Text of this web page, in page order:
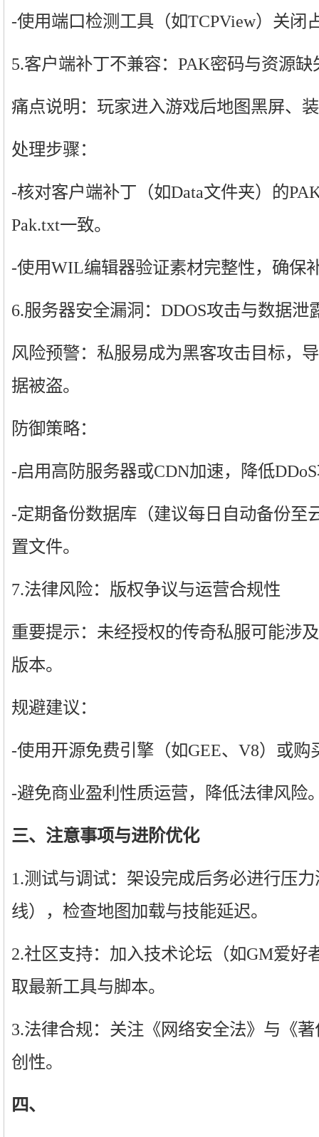
-使用端口检测工具（如TCPView）关闭
5.客户端补丁不兼容：PAK密码与资源缺
痛点说明：玩家进入游戏后地图黑屏、
处理步骤：
-核对客户端补丁（如Data文件夹）的
Pak.txt一致。
-使用WIL编辑器验证素材完整性，确保
6.服务器安全漏洞：DDOS攻击与数据泄
风险预警：私服易成为黑客攻击目标，
据被盗。
防御策略：
-启用高防服务器或CDN加速，降低
-定期备份数据库（建议每日自动备份至
置文件。
7.法律风险：版权争议与运营合规性
重要提示：未经授权的传奇私服可能涉
版本。
规避建议：
-使用开源免费引擎（如GEE、V8）或购
-避免商业盈利性质运营，降低法律风险
三、注意事项与进阶优化
1.测试与调试：架设完成后务必进行压
线），检查地图加载与技能延迟。
2.社区支持：加入技术论坛（如GM爱好
取最新工具与脚本。
3.法律合规：关注《网络安全法》与《
创性。
四、